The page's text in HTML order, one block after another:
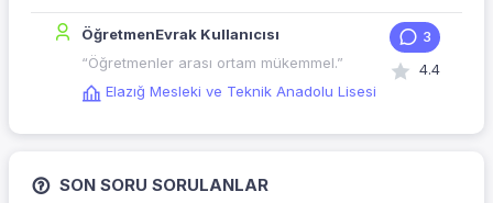
ÖğretmenEvrak Kullanıcısı
“Öğretmenler arası ortam mükemmel.”
Elazığ Mesleki ve Teknik Anadolu Lisesi
3
4.4
SON SORU SORULANLAR